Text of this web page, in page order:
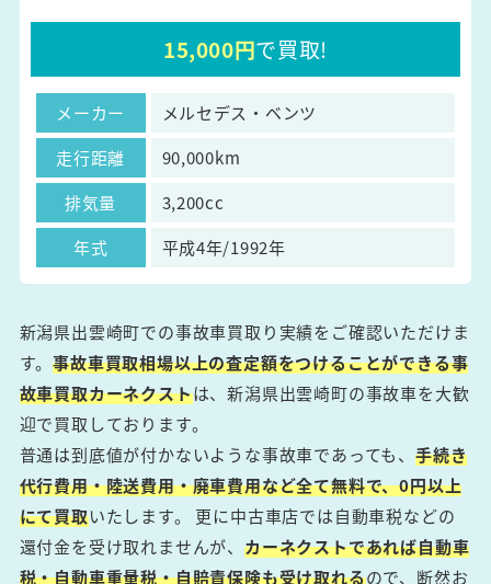
15,000円で買取!
メーカー
メルセデス・ベンツ
走行距離
90,000km
排気量
3,200cc
年式
平成4年/1992年
新潟県出雲崎町での事故車買取り実績をご確認いただけま
す。事故車買取相場以上の査定額をつけることができる事
故車買取カーネクストは、新潟県出雲崎町の事故車を大歓
迎で買取しております。
普通は到底値が付かないような事故車であっても、手続き
代行費用・陸送費用・廃車費用など全て無料で、0円以上
にて買取いたします。 更に中古車店では自動車税などの
還付金を受け取れませんが、カーネクストであれば自動車
税・自動車重量税・自賠責保険も受け取れるので、断然お